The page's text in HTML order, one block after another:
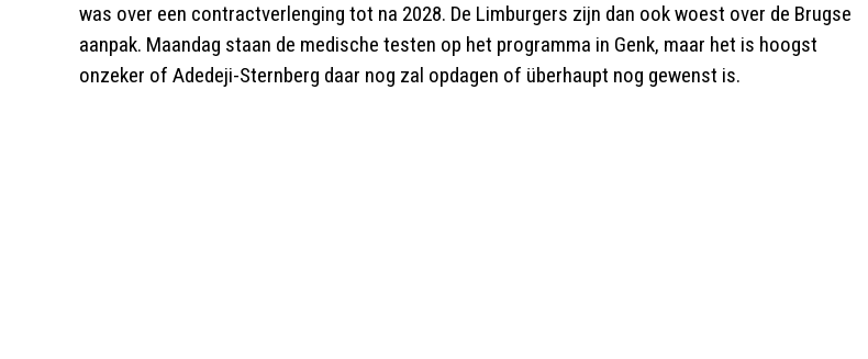
was over een contractverlenging tot na 2028. De Limburgers zijn dan ook woest over de Brugse
aanpak. Maandag staan de medische testen op het programma in Genk, maar het is hoogst
onzeker of Adedeji-Sternberg daar nog zal opdagen of überhaupt nog gewenst is.